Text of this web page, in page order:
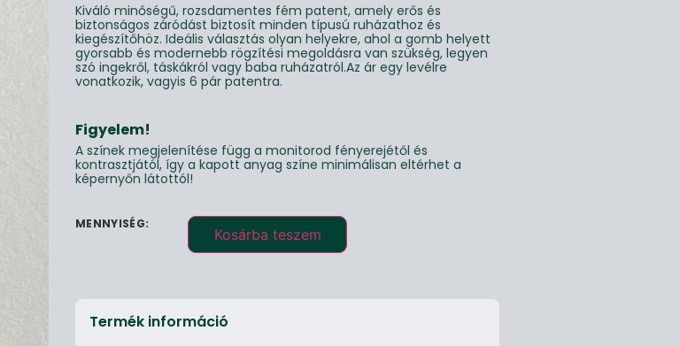
Kiváló minőségű, rozsdamentes fém patent, amely erős és
biztonságos záródást biztosít minden típusú ruházathoz és
kiegészítőhöz. Ideális választás olyan helyekre, ahol a gomb helyett
gyorsabb és modernebb rögzítési megoldásra van szükség, legyen
szó ingekről, táskákról vagy baba ruházatról.Az ár egy levélre
vonatkozik, vagyis 6 pár patentra.
Figyelem!
A színek megjelenítése függ a monitorod fényerejétől és
kontrasztjától, így a kapott anyag színe minimálisan eltérhet a
képernyőn látottól!
Kosárba teszem
Termék információ